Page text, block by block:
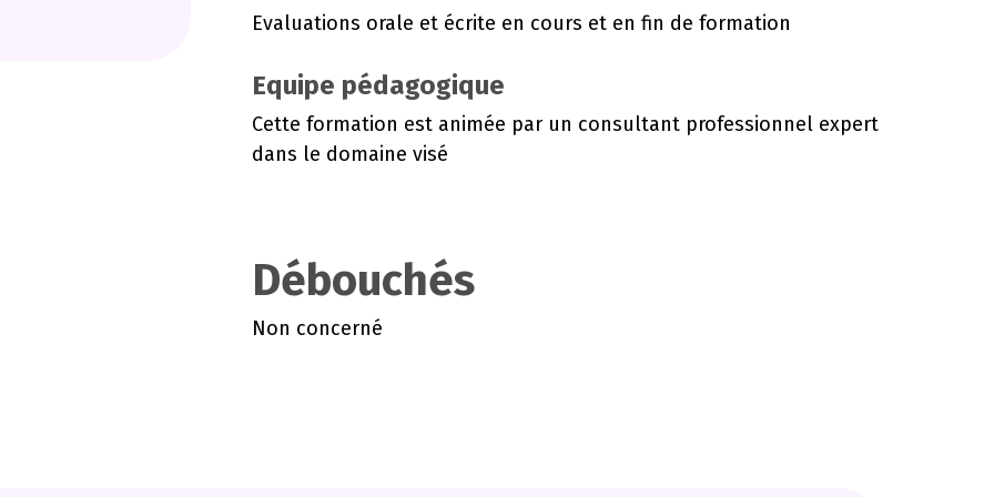
Evaluations orale et écrite en cours et en fin de formation
Equipe pédagogique
Cette formation est animée par un consultant professionnel expert
dans le domaine visé
Débouchés
Non concerné